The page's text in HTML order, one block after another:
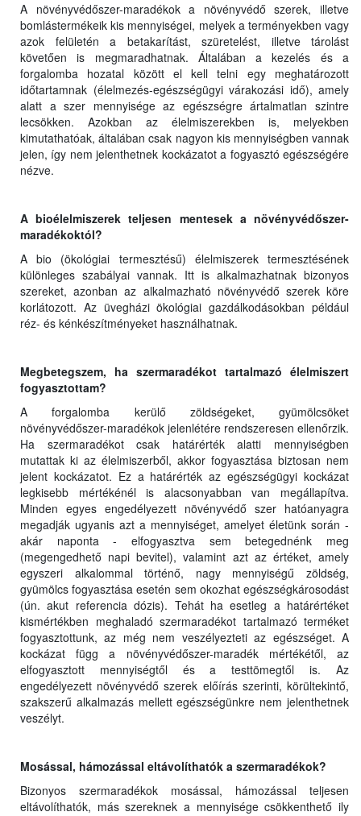
A növényvédőszer-maradékok a növényvédő szerek, illetve
bomlástermékeik kis mennyiségei, melyek a terményekben vagy
azok felületén a betakarítást, szüretelést, illetve tárolást
követően is megmaradhatnak. Általában a kezelés és a
forgalomba hozatal között el kell telni egy meghatározott
időtartamnak (élelmezés-egészségügyi várakozási idő), amely
alatt a szer mennyisége az egészségre ártalmatlan szintre
lecsökken. Azokban az élelmiszerekben is, melyekben
kimutathatóak, általában csak nagyon kis mennyiségben vannak
jelen, így nem jelenthetnek kockázatot a fogyasztó egészségére
nézve.
A bioélelmiszerek teljesen mentesek a növényvédőszer-
maradékoktól?
A bio (ökológiai termesztésű) élelmiszerek termesztésének
különleges szabályai vannak. Itt is alkalmazhatnak bizonyos
szereket, azonban az alkalmazható növényvédő szerek köre
korlátozott. Az üvegházi ökológiai gazdálkodásokban például
réz- és kénkészítményeket használhatnak.
Megbetegszem, ha szermaradékot tartalmazó élelmiszert
fogyasztottam?
A forgalomba kerülő zöldségeket, gyümölcsöket
növényvédőszer-maradékok jelenlétére rendszeresen ellenőrzik.
Ha szermaradékot csak határérték alatti mennyiségben
mutattak ki az élelmiszerből, akkor fogyasztása biztosan nem
jelent kockázatot. Ez a határérték az egészségügyi kockázat
legkisebb mértékénél is alacsonyabban van megállapítva.
Minden egyes engedélyezett növényvédő szer hatóanyagra
megadják ugyanis azt a mennyiséget, amelyet életünk során -
akár naponta - elfogyasztva sem betegednénk meg
(megengedhető napi bevitel), valamint azt az értéket, amely
egyszeri alkalommal történő, nagy mennyiségű zöldség,
gyümölcs fogyasztása esetén sem okozhat egészségkárosodást
(ún. akut referencia dózis). Tehát ha esetleg a határértéket
kismértékben meghaladó szermaradékot tartalmazó terméket
fogyasztottunk, az még nem veszélyezteti az egészséget. A
kockázat függ a növényvédőszer-maradék mértékétől, az
elfogyasztott mennyiségtől és a testtömegtől is. Az
engedélyezett növényvédő szerek előírás szerinti, körültekintő,
szakszerű alkalmazás mellett egészségünkre nem jelenthetnek
veszélyt.
Mosással, hámozással eltávolíthatók a szermaradékok?
Bizonyos szermaradékok mosással, hámozással teljesen
eltávolíthatók, más szereknek a mennyisége csökkenthető ily